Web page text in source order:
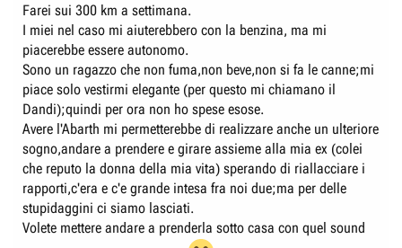
o
n
e
Farei sui 300 km a settimana.
I miei nel caso mi aiuterebbero con la benzina, ma mi
piacerebbe essere autonomo.
Sono un ragazzo che non fuma,non beve,non si fa le canne;mi
piace solo vestirmi elegante (per questo mi chiamano il
Dandi);quindi per ora non ho spese esose.
Avere l'Abarth mi permetterebbe di realizzare anche un ulteriore
sogno,andare a prendere e girare assieme alla mia ex (colei
che reputo la donna della mia vita) sperando di riallacciare i
rapporti,c'era e c'e grande intesa fra noi due;ma per delle
stupidaggini ci siamo lasciati.
Volete mettere andare a prenderla sotto casa con quel sound